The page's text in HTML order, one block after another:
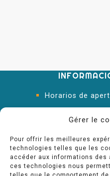
Gérer le
Pour offrir les meilleures
technologies telles que les
accéder aux informations des
ces technologies nous
Horarios de
Oficina de